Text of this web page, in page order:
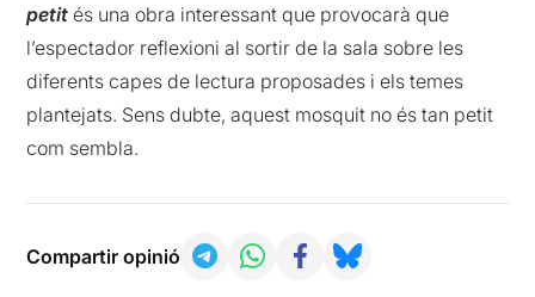
petit és una obra interessant que provocarà que
l’espectador reflexioni al sortir de la sala sobre les
diferents capes de lectura proposades i els temes
plantejats. Sens dubte, aquest mosquit no és tan petit
com sembla.
Compartir opinió